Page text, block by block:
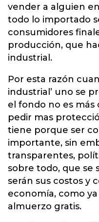
vender a alguien
todo lo importado
consumidores
producción, que
industrial.
Por esta razón
industrial’ uno se
el fondo no es
pedir mas
tiene porque ser
importante, sin
transparentes,
sobre todo, que se
serán sus costos y
economía, como
almuerzo gratis.